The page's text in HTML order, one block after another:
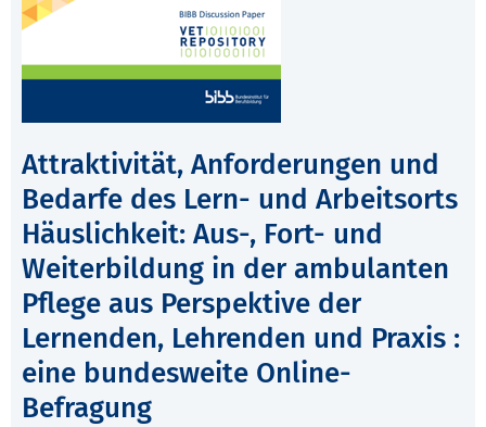
Attraktivität, Anforderungen und
Bedarfe des Lern- und Arbeitsorts
Häuslichkeit: Aus-, Fort- und
Weiterbildung in der ambulanten
Pflege aus Perspektive der
Lernenden, Lehrenden und Praxis :
eine bundesweite Online-
Befragung